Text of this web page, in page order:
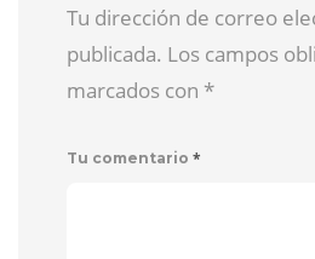
Tu dirección de correo
publicada. Los campos
marcados con *
Tu comentario *